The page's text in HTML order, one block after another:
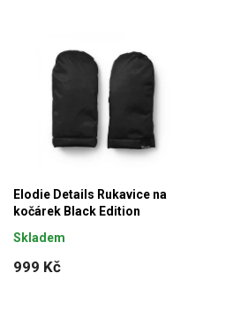
Elodie Details Rukavice na
kočárek Black Edition
999 Kč
Skladem